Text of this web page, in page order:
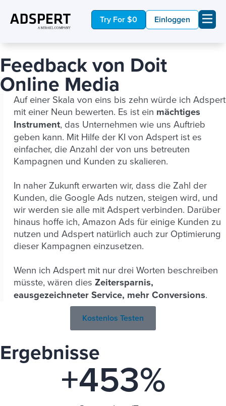
Einloggen
Try For $0
Feedback von Doit
Online Media
Auf einer Skala von eins bis zehn würde ich Adspert
mit einer Neun bewerten. Es ist ein mächtiges
Instrument, das Unternehmen wie uns Auftrieb
geben kann. Mit Hilfe der KI von Adspert ist es
einfacher, die Anzahl der von uns betreuten
Kampagnen und Kunden zu skalieren.
In naher Zukunft erwarten wir, dass die Zahl der
Kunden, die Google Ads nutzen, steigen wird, und
wir werden sie alle mit Adspert verbinden. Darüber
hinaus hoffe ich, Amazon Ads für einige Kunden zu
nutzen und Adspert natürlich auch zur Optimierung
dieser Kampagnen einzusetzen.
Wenn ich Adspert mit nur drei Worten beschreiben
müsste, wären dies Zeitersparnis,
eausgezeichneter Service, mehr Conversions.
Kostenlos Testen
Ergebnisse
+453%